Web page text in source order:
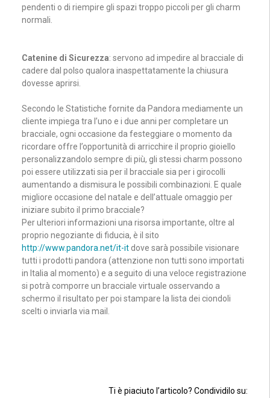
pendenti o di riempire gli spazi troppo piccoli per gli charm
normali.
Catenine di Sicurezza: servono ad impedire al bracciale di
cadere dal polso qualora inaspettatamente la chiusura
dovesse aprirsi.
Secondo le Statistiche fornite da Pandora mediamente un
cliente impiega tra l’uno e i due anni per completare un
bracciale, ogni occasione da festeggiare o momento da
ricordare offre l’opportunità di arricchire il proprio gioiello
personalizzandolo sempre di più, gli stessi charm possono
poi essere utilizzati sia per il bracciale sia per i girocolli
aumentando a dismisura le possibili combinazioni. E quale
migliore occasione del natale e dell’attuale omaggio per
iniziare subito il primo bracciale?
Per ulteriori informazioni una risorsa importante, oltre al
proprio negoziante di fiducia, è il sito
http://www.pandora.net/it-itdove sarà possibile visionare
tutti i prodotti pandora (attenzione non tutti sono importati
in Italia al momento) e a seguito di una veloce registrazione
si potrà comporre un bracciale virtuale osservando a
schermo il risultato per poi stampare la lista dei ciondoli
scelti o inviarla via mail.
Ti è piaciuto l’articolo? Condividilo su: